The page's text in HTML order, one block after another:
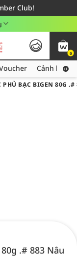
Club!
từ 249,000Đ
TP. Hồ Chí Minh
0
Cảnh báo
PHỦ BẠC BIGEN 80G
.# 883 Nâu